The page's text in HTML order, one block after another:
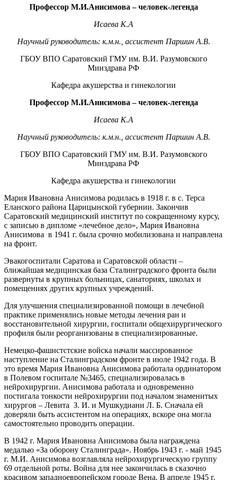
Профессор М.И.Анисимова – человек-легенда
Исаева К.А
Научный руководитель: к.м.н., ассистент Паршин А.В.
ГБОУ ВПО Саратовский ГМУ им. В.И. Разумовского
Минздрава РФ
Кафедра акушерства и гинекологии
Профессор М.И.Анисимова – человек-легенда
Исаева К.А
Научный руководитель: к.м.н., ассистент Паршин А.В.
ГБОУ ВПО Саратовский ГМУ им. В.И. Разумовского
Минздрава РФ
Кафедра акушерства и гинекологии
Мария Ивановна Анисимова родилась в 1918 г. в с. Терса
Еланского района Царицынской губернии. Закончив
Саратовский медицинский институт по сокращенному курсу,
с записью в дипломе «лечебное дело», Мария Ивановна
Анисимова в 1941 г. была срочно мобилизована и направлена
на фронт.
Эвакогоспитали Саратова и Саратовской области –
ближайшая медицинская база Сталинградского фронта были
развернуты в крупных больницах, санаториях, школах и
помещениях других крупных учреждений.
Для улучшения специализированной помощи в лечебной
практике применялись новые методы лечения ран и
восстановительной хирургии, госпитали общехирургического
профиля были реорганизованы в специализированные.
Немецко-фашистстские войска начали массированное
наступление на Сталинградском фронте в июле 1942 года. В
это время Мария Ивановна Анисимова работала ординатором
в Полевом госпитале №3465, специализировалась в
нейрохирургии. Анисимова работала и одновременно
постигала тонкости нейрохирургии под началом знаменитых
хирургов – Левита З. И. и Мушкудиани Л. Б. Сначала ей
доверяли быть ассистентом на операциях, вскоре она могла
самостоятельно проводить операции.
В 1942 г. Мария Ивановна Анисимова была награждена
медалью «За оборону Сталинграда». Ноябрь 1943 г. - май 1945
г. М.И. Анисимова возглавляла нейрохирургическую группу
69 отдельной роты. Война для нее закончилась в сказочно
красивом западноевропейском городе Вена. В апреле 1945 г.